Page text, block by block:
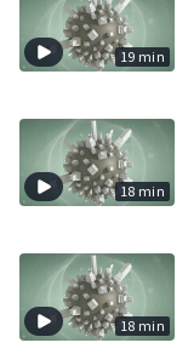
19 min
18 min
18 min